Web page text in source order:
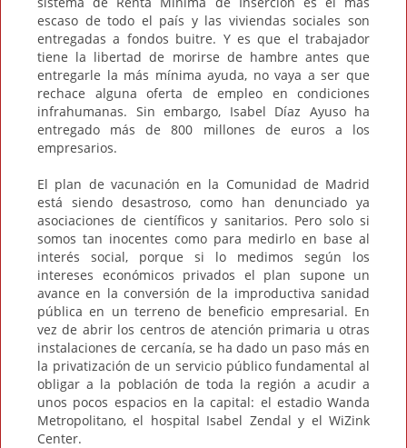
escaso de todo el país y las viviendas sociales son
entregadas a fondos buitre. Y es que el trabajador
tiene la libertad de morirse de hambre antes que
entregarle la más mínima ayuda, no vaya a ser que
rechace alguna oferta de empleo en condiciones
infrahumanas. Sin embargo, Isabel Díaz Ayuso ha
entregado más de 800 millones de euros a los
empresarios.
El plan de vacunación en la Comunidad de Madrid
está siendo desastroso, como han denunciado ya
asociaciones de científicos y sanitarios. Pero solo si
somos tan inocentes como para medirlo en base al
interés social, porque si lo medimos según los
intereses económicos privados el plan supone un
avance en la conversión de la improductiva sanidad
pública en un terreno de beneficio empresarial. En
vez de abrir los centros de atención primaria u otras
instalaciones de cercanía, se ha dado un paso más en
la privatización de un servicio público fundamental al
obligar a la población de toda la región a acudir a
unos pocos espacios en la capital: el estadio Wanda
Metropolitano, el hospital Isabel Zendal y el WiZink
Center.